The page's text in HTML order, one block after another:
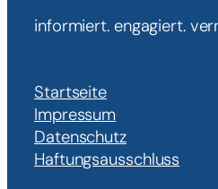
informiert. engagiert.
Startseite
Impressum
Datenschutz
Haftungsausschluss